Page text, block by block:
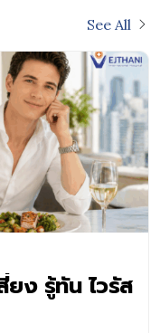
See All
ยง รู้ทัน ไวรัส